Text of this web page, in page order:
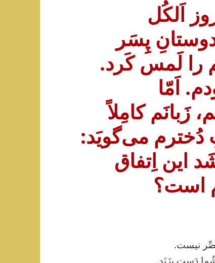
اَلکُل
پِسَر
را لَمس کَرد.
اَمّا
زَبانَم کامِلاً
می‌گویَد:
این اِتفاق
است؟
نیست.